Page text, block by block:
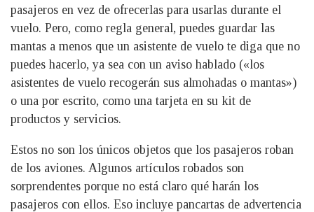
pasajeros en vez de ofrecerlas para usarlas durante el
vuelo. Pero, como regla general, puedes guardar las
mantas a menos que un asistente de vuelo te diga que no
puedes hacerlo, ya sea con un aviso hablado («los
asistentes de vuelo recogerán sus almohadas o mantas»)
o una por escrito, como una tarjeta en su kit de
productos y servicios.
Estos no son los únicos objetos que los pasajeros roban
de los aviones. Algunos artículos robados son
sorprendentes porque no está claro qué harán los
pasajeros con ellos. Eso incluye pancartas de advertencia